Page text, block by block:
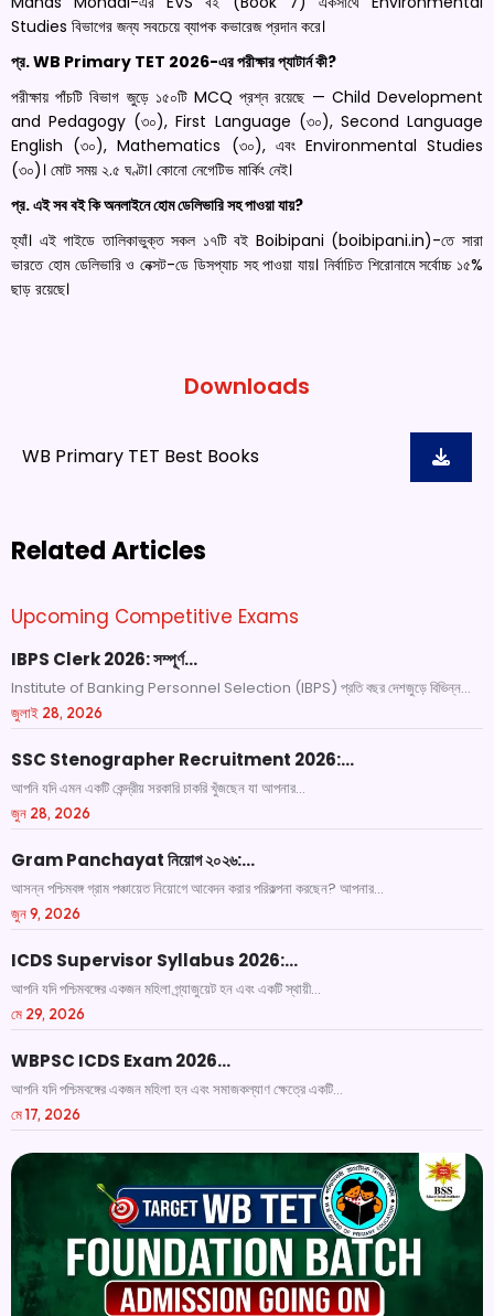
Studies বিভাগের জন্য সবচেয়ে ব্যাপক কভারেজ প্রদান করে।
প্র. WB Primary TET 2026-এর পরীক্ষার প্যাটার্ন কী?
পরীক্ষায় পাঁচটি বিভাগ জুড়ে ১৫০টি MCQ প্রশ্ন রয়েছে — Child Development
and Pedagogy (৩০), First Language (৩০), Second Language
English (৩০), Mathematics (৩০), এবং Environmental Studies
(৩০)। মোট সময় ২.৫ ঘণ্টা। কোনো নেগেটিভ মার্কিং নেই।
প্র. এই সব বই কি অনলাইনে হোম ডেলিভারি সহ পাওয়া যায়?
হ্যাঁ। এই গাইডে তালিকাভুক্ত সকল ১৭টি বই Boibipani (boibipani.in)-তে সারা
ভারতে হোম ডেলিভারি ও নেক্সট-ডে ডিসপ্যাচ সহ পাওয়া যায়। নির্বাচিত শিরোনামে সর্বোচ্চ ১৫%
ছাড় রয়েছে।
Downloads
WB Primary TET Best Books
Related Articles
Upcoming Competitive Exams
IBPS Clerk 2026: সম্পূর্ণ…
Institute of Banking Personnel Selection (IBPS) প্রতি বছর দেশজুড়ে বিভিন্ন...
জুলাই 28, 2026
SSC Stenographer Recruitment 2026:…
আপনি যদি এমন একটি কেন্দ্রীয় সরকারি চাকরি খুঁজছেন যা আপনার...
জুন 28, 2026
Gram Panchayat নিয়োগ ২০২৬:…
আসন্ন পশ্চিমবঙ্গ গ্রাম পঞ্চায়েত নিয়োগে আবেদন করার পরিকল্পনা করছেন? আপনার...
জুন 9, 2026
ICDS Supervisor Syllabus 2026:…
আপনি যদি পশ্চিমবঙ্গের একজন মহিলা গ্র্যাজুয়েট হন এবং একটি স্থায়ী...
মে 29, 2026
WBPSC ICDS Exam 2026…
আপনি যদি পশ্চিমবঙ্গের একজন মহিলা হন এবং সমাজকল্যাণ ক্ষেত্রে একটি...
মে 17, 2026